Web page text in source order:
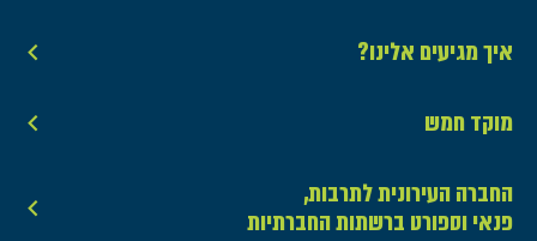
איך מגיעים אלינו?
מוקד חמש
החברה העירונית לתרבות,
פנאי וספורט ברשתות החברתיות